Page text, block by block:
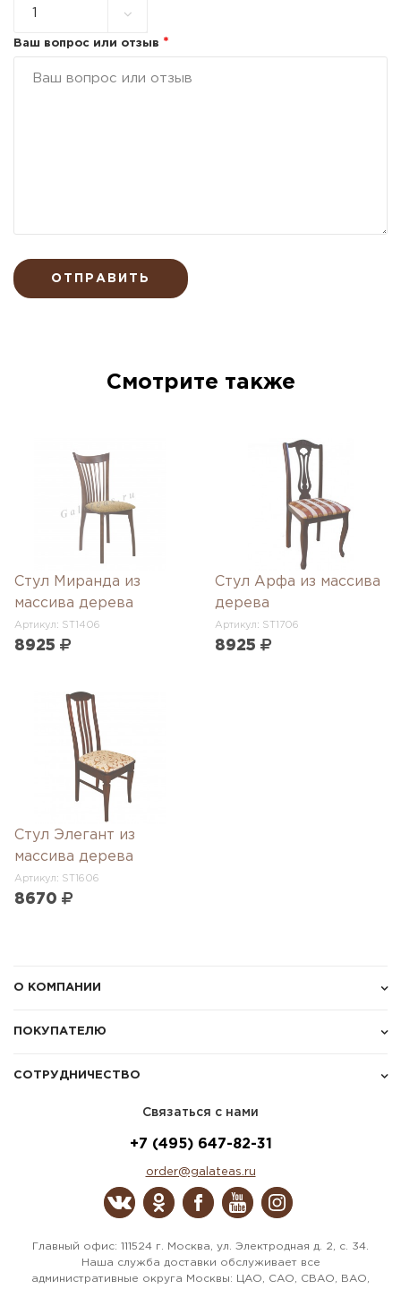
Ваш вопрос или отзыв *
ОТПРАВИТЬ
Смотрите также
Стул Миранда из
массива дерева
Артикул: ST1406
8925
Стул Арфа из массива
дерева
Артикул: ST1706
8925
Стул Элегант из
массива дерева
Артикул: ST1606
8670
О КОМПАНИИ
ПОКУПАТЕЛЮ
СОТРУДНИЧЕСТВО
Связаться с нами
+7 (495) 647-82-31
order@galateas.ru
Главный офис: 111524 г. Москва, ул. Электродная д. 2, с. 34.
Наша служба доставки обслуживает все
административные округа Москвы: ЦАО, САО, СВАО, ВАО,